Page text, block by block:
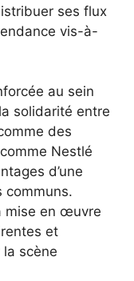
ses flux
vis-à-
au sein
solidarité entre
des
Nestlé
d’une
communs.
mise en œuvre
et
scène